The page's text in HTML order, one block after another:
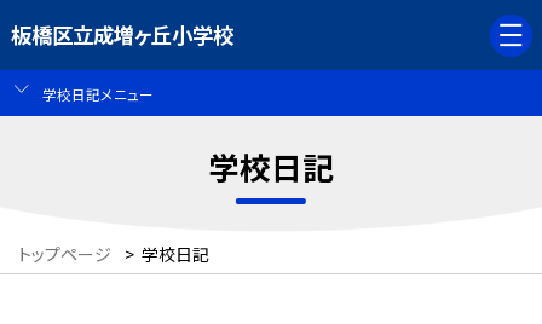
板橋区立成増ヶ丘小学校
学校日記メニュー
学校日記
トップページ > 学校日記